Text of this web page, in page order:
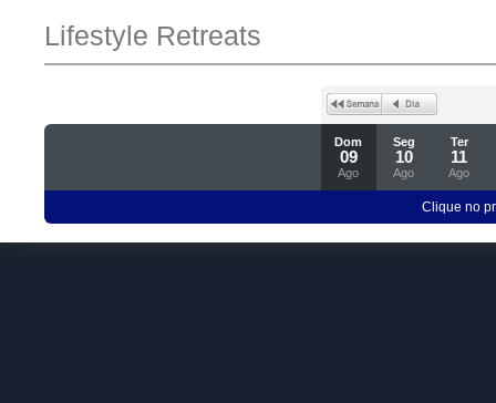
Lifestyle Retreats
Dom
09
Ago
Seg
10
Ago
Ter
11
Ago
Clique no